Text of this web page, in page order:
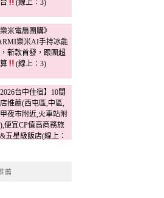
(線上：3)
樂米電扇團購》
樂米AI手持冰能
新款首發，跟團超
(線上：3)
2026台中住宿】10間
推薦(西屯區,中區,
夜市附近,火車站附
便宜CP值高商務旅
五星級飯店(線上：
薦